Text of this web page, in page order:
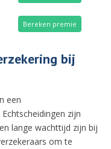
Bereken premie
bij
een
zijn
lange wachttijd zijn bij
om te